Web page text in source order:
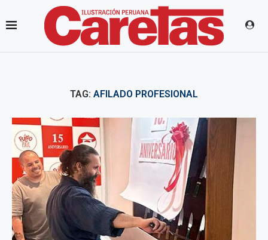
TAG: AFILADO PROFESIONAL